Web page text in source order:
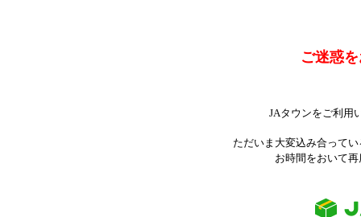
ご迷惑
JAタウンをご利用
ただいま大変込み合って
お時間をおいて